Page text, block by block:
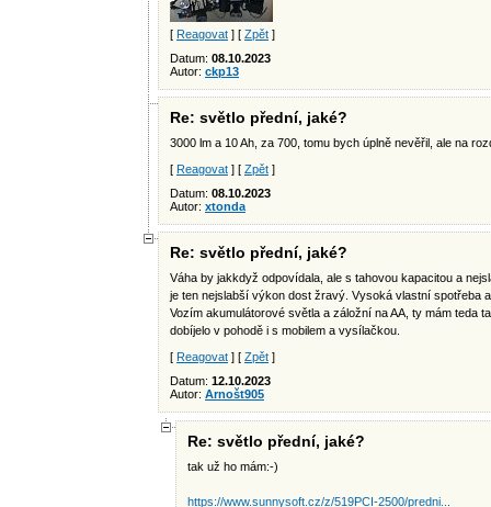
[ Reagovat ] [ Zpět ]
Datum: 08.10.2023
Autor: ckp13
Re: světlo přední, jaké?
3000 lm a 10 Ah, za 700, tomu bych úplně nevěřil, ale na
[ Reagovat ] [ Zpět ]
Datum: 08.10.2023
Autor: xtonda
Re: světlo přední, jaké?
Váha by jakkdyž odpovídala, ale s tahovou kapacitou a
je ten nejslabší výkon dost žravý. Vysoká vlastní spotřeba
Vozím akumulátorové světla a záložní na AA, ty mám teda
dobíjelo v pohodě i s mobilem a vysílačkou.
[ Reagovat ] [ Zpět ]
Datum: 12.10.2023
Autor: Arnošt905
Re: světlo přední, jaké?
tak už ho mám:-)
https://www.sunnysoft.cz/z/519PCI-2500/predni...